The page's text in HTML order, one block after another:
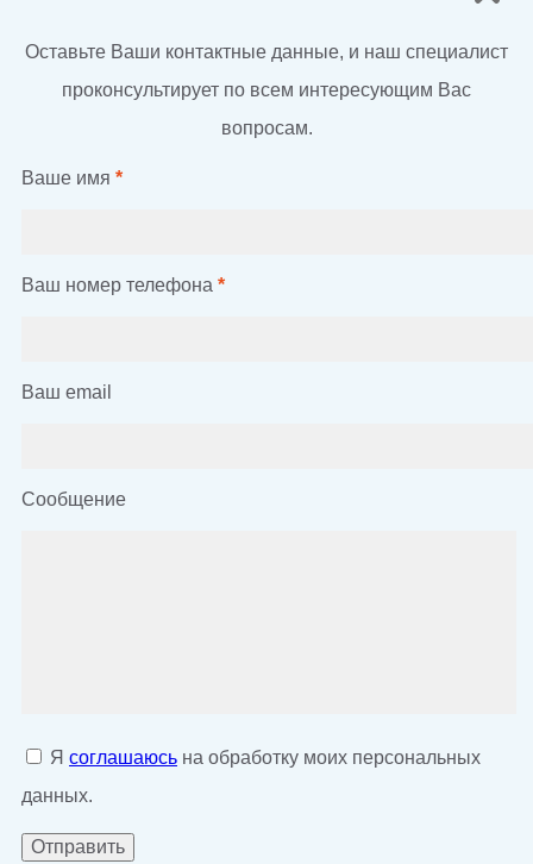
Оставьте Ваши контактные данные, и наш специалист
проконсультирует по всем интересующим Вас
вопросам.
Ваше имя *
Ваш номер телефона *
Ваш email
Сообщение
Я соглашаюсь на обработку моих персональных
данных.